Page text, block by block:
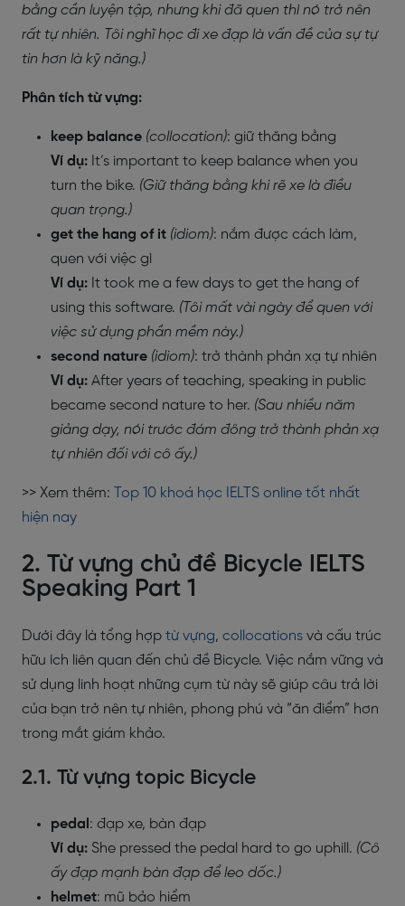
bằng cần luyện tập, nhưng khi đã quen thì nó trở nên
rất tự nhiên. Tôi nghĩ học đi xe đạp là vấn đề của sự tự
tin hơn là kỹ năng.)
Phân tích từ vựng:
keep balance (collocation): giữ thăng bằng
Ví dụ: It’s important to keep balance when you
turn the bike. (Giữ thăng bằng khi rẽ xe là điều
quan trọng.)
get the hang of it (idiom): nắm được cách làm,
quen với việc gì
Ví dụ: It took me a few days to get the hang of
using this software. (Tôi mất vài ngày để quen với
việc sử dụng phần mềm này.)
second nature (idiom): trở thành phản xạ tự nhiên
Ví dụ: After years of teaching, speaking in public
became second nature to her. (Sau nhiều năm
giảng dạy, nói trước đám đông trở thành phản xạ
tự nhiên đối với cô ấy.)
>> Xem thêm:
Top 10 khoá học IELTS online tốt nhất
hiện nay
2. Từ vựng chủ đề Bicycle IELTS
Speaking Part 1
Dưới đây là tổng hợp từ vựng, collocations và cấu trúc
hữu ích liên quan đến chủ đề Bicycle. Việc nắm vững và
sử dụng linh hoạt những cụm từ này sẽ giúp câu trả lời
của bạn trở nên tự nhiên, phong phú và “ăn điểm” hơn
trong mắt giám khảo.
2.1. Từ vựng topic Bicycle
pedal : đạp xe, bàn đạp
Ví dụ: She pressed the pedal hard to go uphill. (Cô
ấy đạp mạnh bàn đạp để leo dốc.)
helmet: mũ bảo hiểm